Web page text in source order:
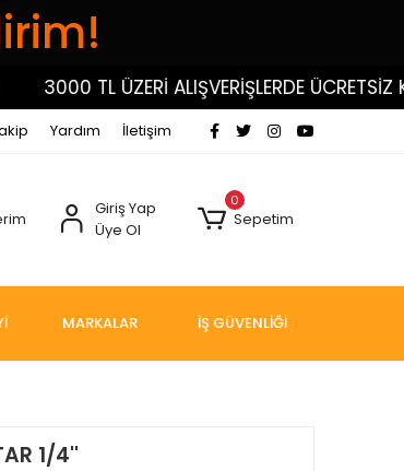
3000 TL ÜZERİ ALIŞVERİŞLERDE ÜCRETSİZ
Yardım İletişim
Giriş Yap
Üye Ol
0
Sepetim
MARKALAR İŞ GÜVENLİĞİ
1/4''